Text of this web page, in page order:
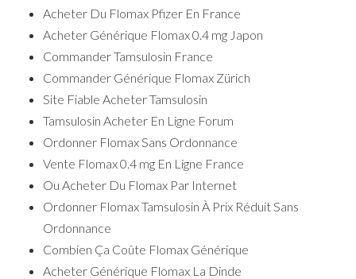
Acheter Du Flomax Pfizer En France
Acheter Générique Flomax 0.4 mg Japon
Commander Tamsulosin France
Commander Générique Flomax Zürich
Site Fiable Acheter Tamsulosin
Tamsulosin Acheter En Ligne Forum
Ordonner Flomax Sans Ordonnance
Vente Flomax 0.4 mg En Ligne France
Ou Acheter Du Flomax Par Internet
Ordonner Flomax Tamsulosin À Prix Réduit Sans
Ordonnance
Combien Ça Coûte Flomax Générique
Acheter Générique Flomax La Dinde